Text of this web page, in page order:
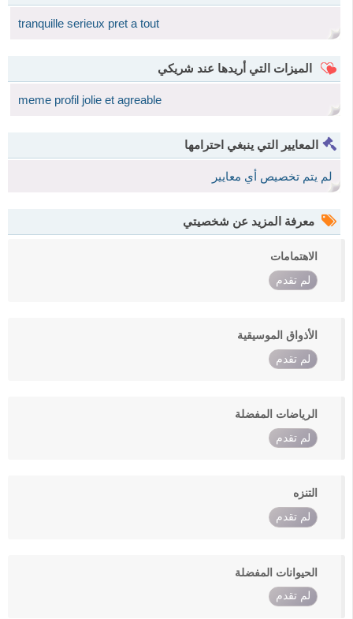
tranquille serieux pret a tout
الميزات التي أريدها عند شريكي
meme profil jolie et agreable
المعايير التي ينبغي احترامها
لم يتم تخصيص أي معايير
معرفة المزيد عن شخصيتي
الاهتمامات
لم تقدم
الأذواق الموسيقية
لم تقدم
الرياضات المفضلة
لم تقدم
التنزه
لم تقدم
الحيوانات المفضلة
لم تقدم